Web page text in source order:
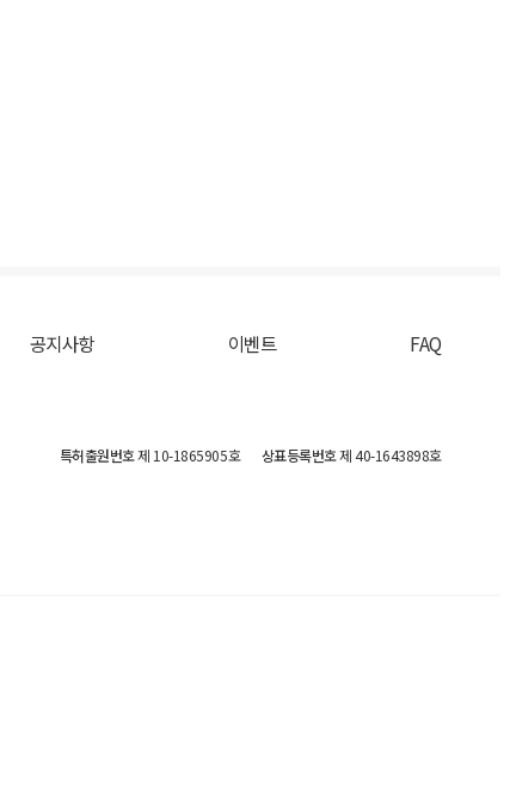
공지사항 이벤트 FAQ
특허출원번호제 10-1865905호 상표등록번호제 40-1643898호